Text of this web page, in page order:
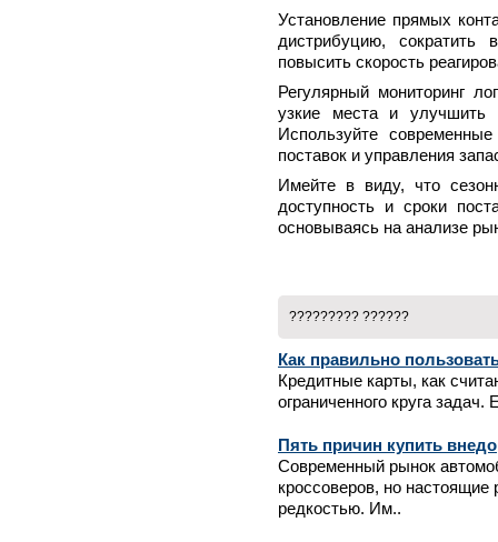
Установление прямых
дистрибуцию, сократить
повысить скорость
Регулярный мониторинг
узкие места и улучшить
Используйте
поставок и управления
Имейте в виду, что
доступность и сроки
основываясь на анализе
????????? ??????
Как правильно
Кредитные карты, как
ограниченного круга задач.
Пять причин купить
Современный рынок
кроссоверов, но
редкостью. Им..